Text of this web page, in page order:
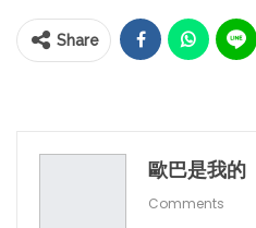
Share
歐巴是我的
Comments